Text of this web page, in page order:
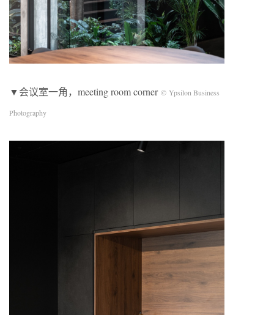
▼会议室一角，meeting room corner © Ypsilon Business
Photography